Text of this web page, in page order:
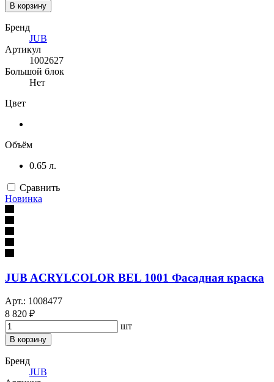
В корзину
Бренд
JUB
Артикул
1002627
Большой блок
Нет
Цвет
Объём
0.65 л.
Сравнить
Новинка
JUB ACRYLCOLOR BEL 1001 Фасадная краска
Арт.: 1008477
8 820 ₽
шт
В корзину
Бренд
JUB